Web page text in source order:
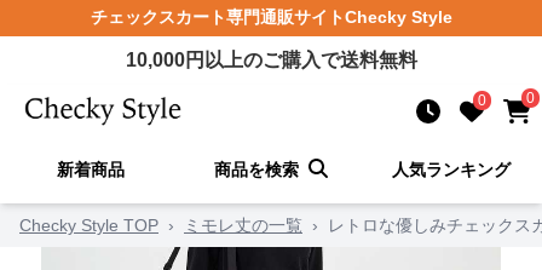
チェックスカート専門通販サイトChecky Style
10,000円以上のご購入で送料無料
0 0
新着商品 商品を検索 人気ランキング
Checky Style TOP › ミモレ丈の一覧 › レトロな優しみチェックス